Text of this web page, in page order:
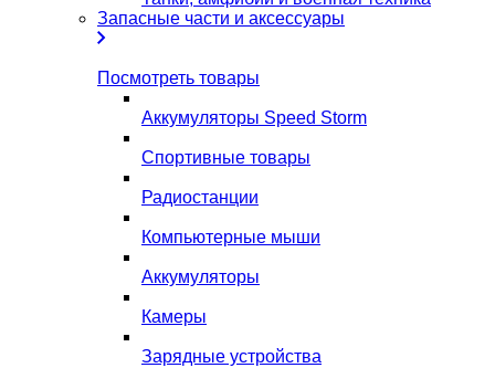
Запасные части и аксессуары
Посмотреть товары
Аккумуляторы Speed Storm
Спортивные товары
Радиостанции
Компьютерные мыши
Аккумуляторы
Камеры
Зарядные устройства